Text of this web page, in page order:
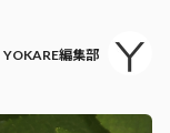
YOKARE編集部